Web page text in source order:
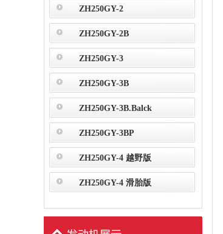
ZH250GY-2
ZH250GY-2B
ZH250GY-3
ZH250GY-3B
ZH250GY-3B.Balck
ZH250GY-3BP
ZH250GY-4 越野版
ZH250GY-4 滑胎版